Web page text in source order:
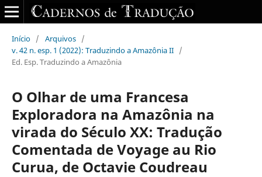
Início / Arquivos /
v. 42 n. esp. 1 (2022): Traduzindo a Amazônia II /
Ed. Esp. Traduzindo a Amazônia
O Olhar de uma Francesa
Exploradora na Amazônia na
virada do Século XX: Tradução
Comentada de Voyage au Rio
Curua, de Octavie Coudreau